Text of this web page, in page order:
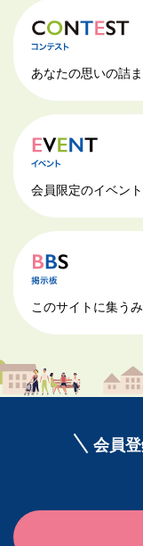
あなたの思いの詰
会員限定のイベン
このサイトに集う
会員